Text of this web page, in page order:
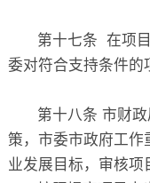
第十七条 在项
委对符合支持条件的
第十八条 市财
策，市委市政府工作
业发展目标，审核项